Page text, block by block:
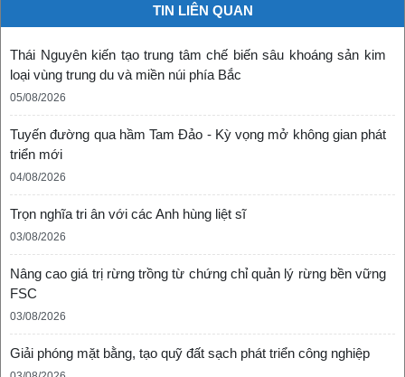
TIN LIÊN QUAN
Thái Nguyên kiến tạo trung tâm chế biến sâu khoáng sản kim
loại vùng trung du và miền núi phía Bắc
05/08/2026
Tuyến đường qua hầm Tam Đảo - Kỳ vọng mở không gian phát
triển mới
04/08/2026
Trọn nghĩa tri ân với các Anh hùng liệt sĩ
03/08/2026
Nâng cao giá trị rừng trồng từ chứng chỉ quản lý rừng bền vững
FSC
03/08/2026
Giải phóng mặt bằng, tạo quỹ đất sạch phát triển công nghiệp